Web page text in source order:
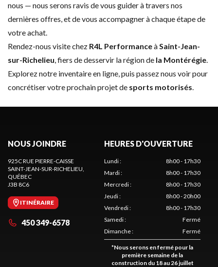
nous — nous serons ravis de vous guider à travers nos
dernières offres, et de vous accompagner à chaque étape de
votre achat.
Rendez-nous visite chez R4L PerformanceàSaint-Jean-
sur-Richelieu, fiers de desservir la région de la Montérégie.
Explorez notre inventaire en ligne, puis passez nous voir pour
concrétiser votre prochain projet de sports motorisés.
NOUS JOINDRE
925C RUE PIERRE-CAISSE
SAINT-JEAN-SUR-RICHELIEU,
QUÉBEC
J3B 8C6
ITINÉRAIRE
450 349-6578
HEURES D'OUVERTURE
Lundi:
8h00 - 17h30
Mardi:
8h00 - 17h30
Mercredi:
8h00 - 17h30
Jeudi:
8h00 - 20h00
Vendredi:
8h00 - 17h30
Samedi:
Fermé
Dimanche: Fermé
*Nous serons en fermé pour la
première semaine de la
construction du 18 au 26 juillet